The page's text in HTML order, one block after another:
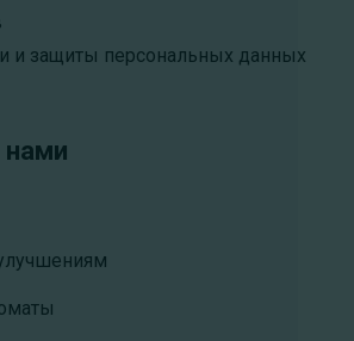
и защиты персональных данных